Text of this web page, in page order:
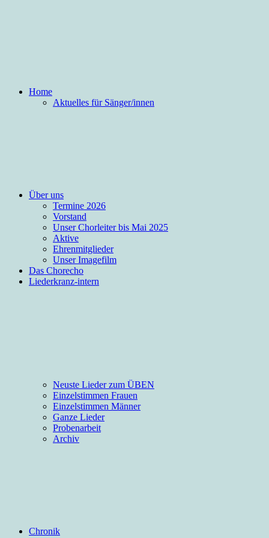
Home
Aktuelles für Sänger/innen
Über uns
Termine 2026
Vorstand
Unser Chorleiter bis Mai 2025
Aktive
Ehrenmitglieder
Unser Imagefilm
Das Chorecho
Liederkranz-intern
Neuste Lieder zum ÜBEN
Einzelstimmen Frauen
Einzelstimmen Männer
Ganze Lieder
Probenarbeit
Archiv
Chronik